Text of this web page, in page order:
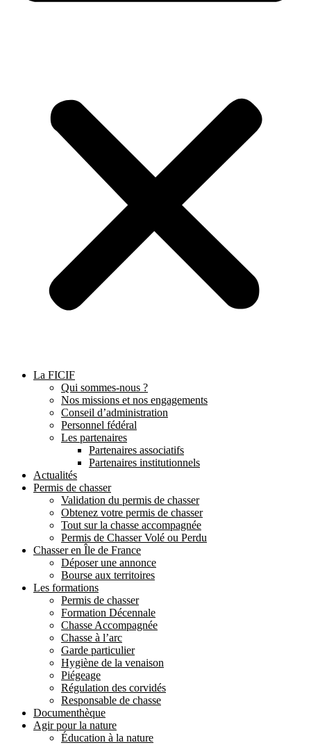
La FICIF
Qui sommes-nous ?
Nos missions et nos engagements
Conseil d’administration
Personnel fédéral
Les partenaires
Partenaires associatifs
Partenaires institutionnels
Actualités
Permis de chasser
Validation du permis de chasser
Obtenez votre permis de chasser
Tout sur la chasse accompagnée
Permis de Chasser Volé ou Perdu
Chasser en Île de France
Déposer une annonce
Bourse aux territoires
Les formations
Permis de chasser
Formation Décennale
Chasse Accompagnée
Chasse à l’arc
Garde particulier
Hygiène de la venaison
Piégeage
Régulation des corvidés
Responsable de chasse
Documenthèque
Agir pour la nature
Éducation à la nature